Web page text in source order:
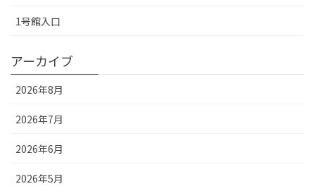
1号館入口
アーカイブ
2026年8月
2026年7月
2026年6月
2026年5月